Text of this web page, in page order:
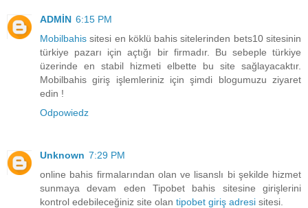
ADMİN 6:15 PM
Mobilbahis sitesi en köklü bahis sitelerinden bets10 sitesinin
türkiye pazarı için açtığı bir firmadır. Bu sebeple türkiye
üzerinde en stabil hizmeti elbette bu site sağlayacaktır.
Mobilbahis giriş işlemleriniz için şimdi blogumuzu ziyaret
edin !
Odpowiedz
Unknown 7:29 PM
online bahis firmalarından olan ve lisanslı bi şekilde hizmet
sunmaya devam eden Tipobet bahis sitesine girişlerini
kontrol edebileceğiniz site olan tipobet giriş adresi sitesi.